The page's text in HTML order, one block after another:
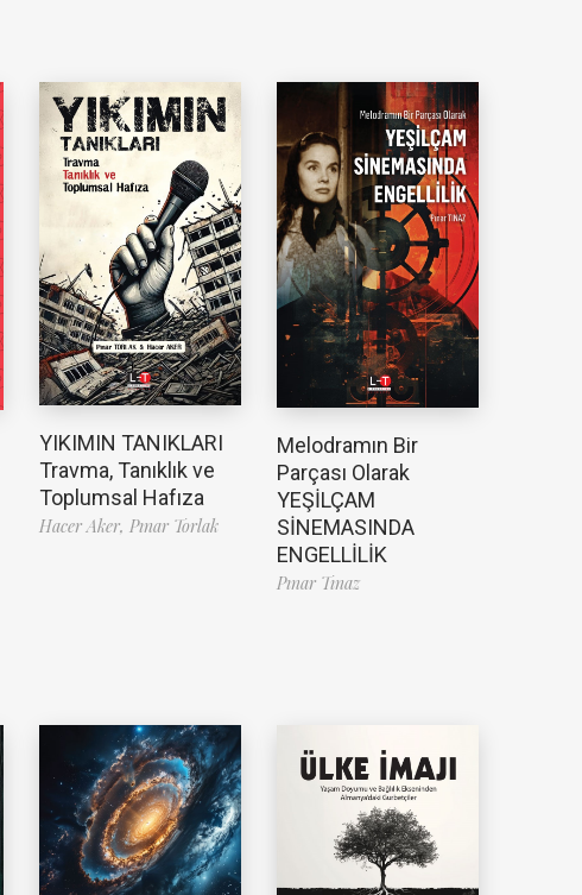
YIKIMIN TANIKLARI
Travma, Tanıklık ve
Toplumsal Hafıza
Hacer Aker, Pınar Torlak
Melodramın Bir
Parçası Olarak
YEŞİLÇAM
SİNEMASINDA
ENGELLİLİK
Pınar Tınaz